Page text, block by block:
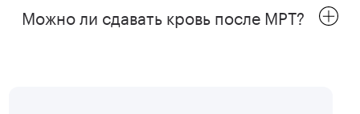
Можно ли сдавать кровь после МРТ?